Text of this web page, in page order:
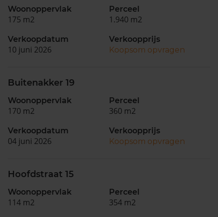
Woonoppervlak
175 m2
Perceel
1.940 m2
Verkoopdatum
10 juni 2026
Verkoopprijs
Koopsom opvragen
Buitenakker 19
Woonoppervlak
170 m2
Perceel
360 m2
Verkoopdatum
04 juni 2026
Verkoopprijs
Koopsom opvragen
Hoofdstraat 15
Woonoppervlak
114 m2
Perceel
354 m2